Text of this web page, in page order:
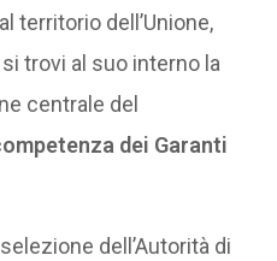
territorio dell’Unione,
trovi al suo interno la
centrale del
dei Garanti
dell’Autorità di